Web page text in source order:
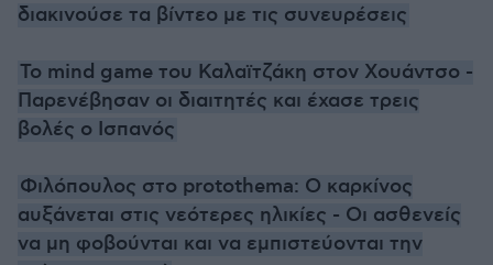
διακινούσε τα βίντεο με τις συνευρέσεις
Το mind game του Καλαϊτζάκη στον Χουάντσο -
Παρενέβησαν οι διαιτητές και έχασε τρεις
βολές ο Ισπανός
Φιλόπουλος στο protothema: Ο καρκίνος
αυξάνεται στις νεότερες ηλικίες - Οι ασθενείς
να μη φοβούνται και να εμπιστεύονται την